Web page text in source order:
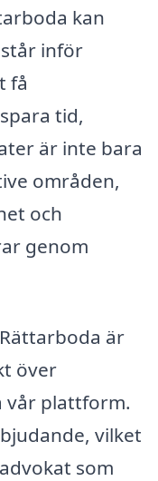
kan
inför
få
tid,
är inte bara
områden,
och
genom
är
över
vår plattform.
vilket
som